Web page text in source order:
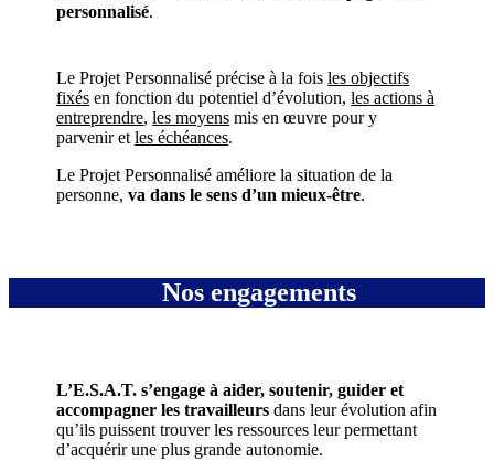
personnalisé.
Le Projet Personnalisé précise à la foisles objectifs
fixés en fonction du potentiel d’évolution,les actions à
entreprendre,les moyens mis en œuvre pour y
parvenir etles échéances.
Le Projet Personnalisé améliore la situation de la
personne,va dans le sens d’un mieux-être.
Nos engagements
L’E.S.A.T. s’engage à aider, soutenir, guider et
accompagner les travailleurs dans leur évolution afin
qu’ils puissent trouver les ressources leur permettant
d’acquérir une plus grande autonomie.